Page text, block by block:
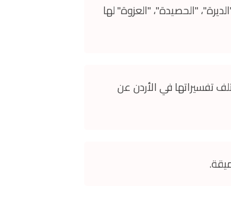
"الحصيدة"، "العزوة" لها
تفسيراتها في الأردن عن